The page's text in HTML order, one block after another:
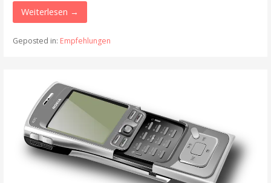
Weiterlesen →
Geposted in: Empfehlungen